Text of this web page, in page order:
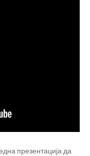
презентација да